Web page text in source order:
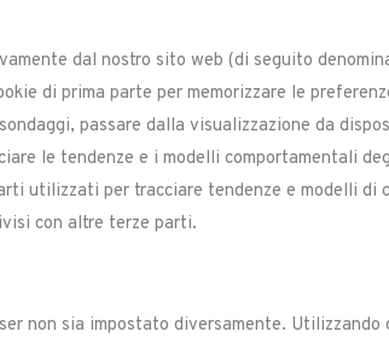
dal nostro sito web (di seguito
di prima parte per memorizzare le
passare dalla visualizzazione da
le tendenze e i modelli comportamentali
utilizzati per tracciare tendenze e modelli di
con altre terze parti.
non sia impostato diversamente.